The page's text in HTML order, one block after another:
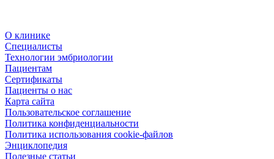
О клинике
Специалисты
Технологии эмбриологии
Пациентам
Сертификаты
Пациенты о нас
Карта сайта
Пользовательское соглашение
Политика конфиденциальности
Политика использования cookie-файлов
Энциклопедия
Полезные статьи